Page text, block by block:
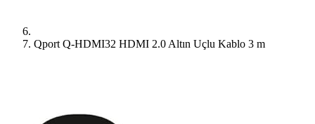
Qport Q-HDMI32 HDMI 2.0 Altın Uçlu Kablo 3 m